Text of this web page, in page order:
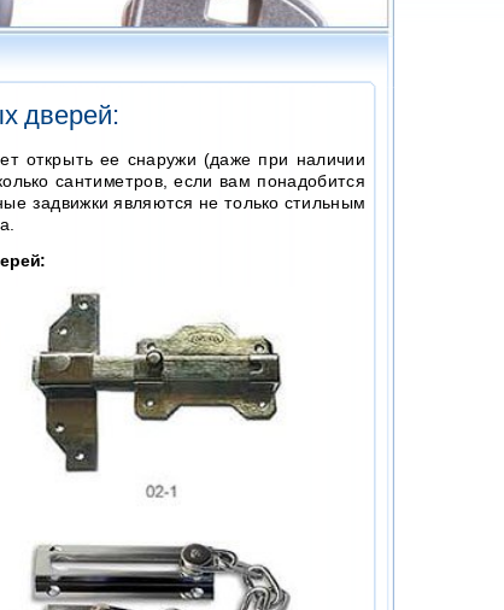
дверей:
открыть ее снаружи (даже при наличии
сантиметров, если вам понадобится
задвижки являются не только стильным